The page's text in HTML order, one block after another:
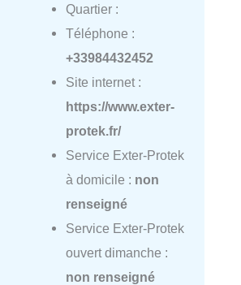
Quartier :
Téléphone :
+33984432452
Site internet :
https://www.exter-
protek.fr/
Service Exter-Protek
à domicile : non
renseigné
Service Exter-Protek
ouvert dimanche :
non renseigné